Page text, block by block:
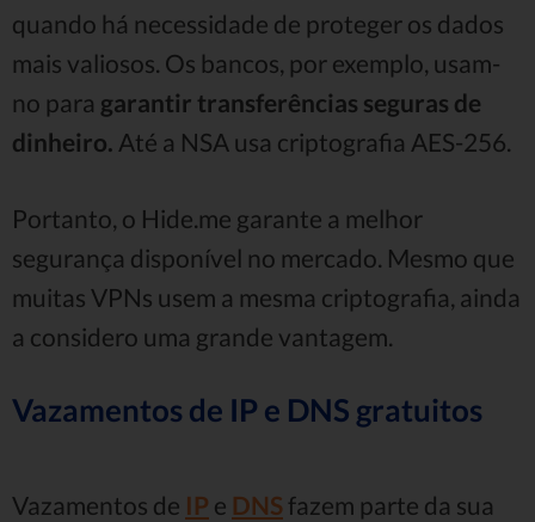
quando há necessidade de proteger os dados
mais valiosos. Os bancos, por exemplo, usam-
no para garantir transferências seguras de
dinheiro. Até a NSA usa criptografia AES-256.
Portanto, o Hide.me garante a melhor
segurança disponível no mercado. Mesmo que
muitas VPNs usem a mesma criptografia, ainda
a considero uma grande vantagem.
Vazamentos de IP e DNS gratuitos
Vazamentos de IP e DNS fazem parte da sua